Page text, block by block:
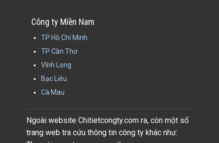
Công ty Miền Nam
TP Hồ Chí Minh
TP Cần Thơ
Vĩnh Long
Bạc Liêu
Cà Mau
Ngoài website Chitietcongty.com ra, còn một số
trang web tra cứu thông tin công ty khác như: